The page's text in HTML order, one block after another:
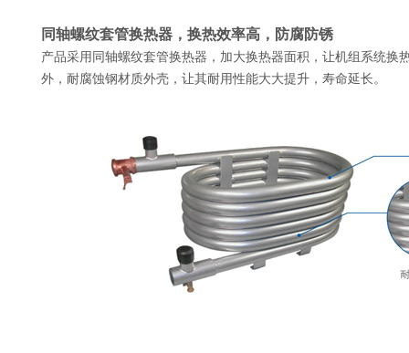
同轴螺纹套管换热器，换热效率高，防腐防锈
产品采用同轴螺纹套管换热器，加大换热器面积，让机组系统换
外，耐腐蚀钢材质外壳，让其耐用性能大大提升，寿命延长。